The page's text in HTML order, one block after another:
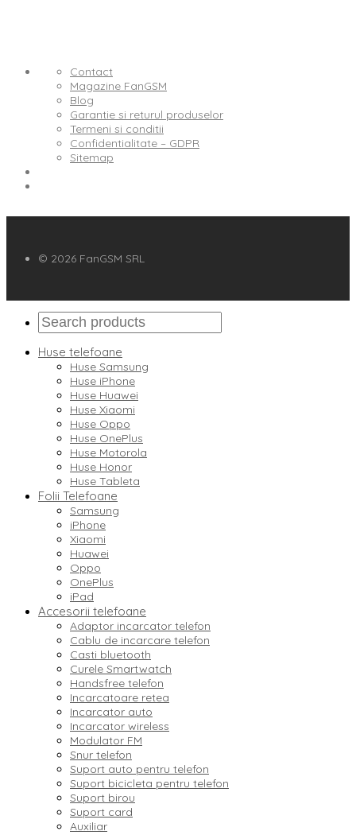
Contact
Magazine FanGSM
Blog
Garantie si returul produselor
Termeni si conditii
Confidentialitate – GDPR
Sitemap
© 2026 FanGSM SRL
Huse telefoane
Huse Samsung
Huse iPhone
Huse Huawei
Huse Xiaomi
Huse Oppo
Huse OnePlus
Huse Motorola
Huse Honor
Huse Tableta
Folii Telefoane
Samsung
iPhone
Xiaomi
Huawei
Oppo
OnePlus
iPad
Accesorii telefoane
Adaptor incarcator telefon
Cablu de incarcare telefon
Casti bluetooth
Curele Smartwatch
Handsfree telefon
Incarcatoare retea
Incarcator auto
Incarcator wireless
Modulator FM
Snur telefon
Suport auto pentru telefon
Suport bicicleta pentru telefon
Suport birou
Suport card
Auxiliar